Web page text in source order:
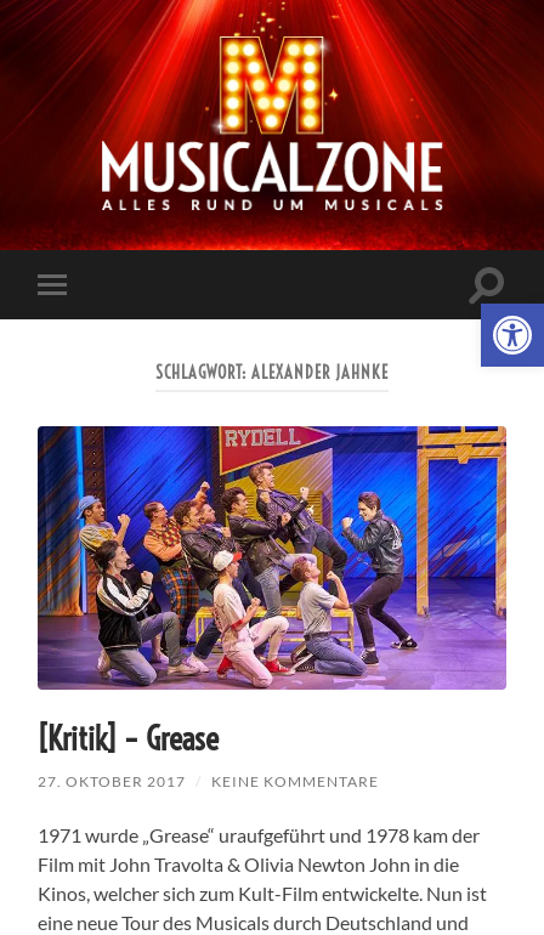
Musicalzone.de
Mobile-
Menü
ein-/
SCHLAGWORT: ALEXANDER JAHNKE
[Kritik] – Grease
27. OKTOBER 2017 / KEINE KOMMENTARE
1971 wurde „Grease“ uraufgeführt und 1978 kam der
Film mit John Travolta & Olivia Newton John in die
Kinos, welcher sich zum Kult-Film entwickelte. Nun ist
eine neue Tour des Musicals durch Deutschland und